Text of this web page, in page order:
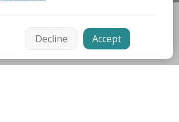
Decline Accept